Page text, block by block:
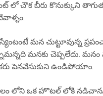
లో చౌక బీరు కొనుక్కుని
మన చుట్టూవున్న
మనకు చెప్పలేదు.
పెనవేసుకుని ఉండిపోయాం.
లోని ఒక హొటల్ లోకి